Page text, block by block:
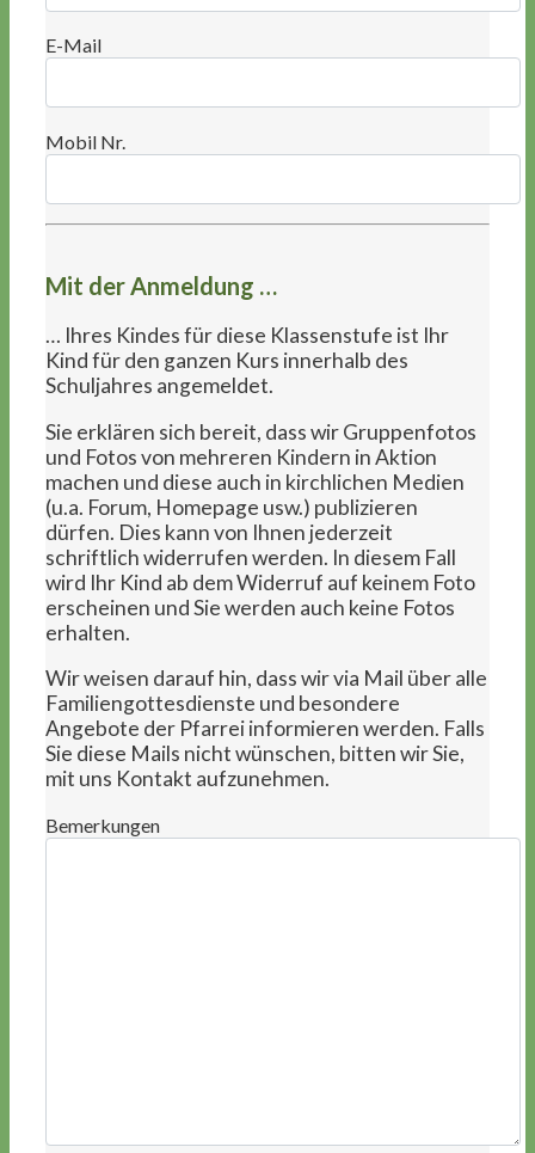
E-Mail
Mobil Nr.
Mit der Anmeldung …
… Ihres Kindes für diese Klassenstufe ist Ihr
Kind für den ganzen Kurs innerhalb des
Schuljahres angemeldet.
Sie erklären sich bereit, dass wir Gruppenfotos
und Fotos von mehreren Kindern in Aktion
machen und diese auch in kirchlichen Medien
(u.a. Forum, Homepage usw.) publizieren
dürfen. Dies kann von Ihnen jederzeit
schriftlich widerrufen werden. In diesem Fall
wird Ihr Kind ab dem Widerruf auf keinem Foto
erscheinen und Sie werden auch keine Fotos
erhalten.
Wir weisen darauf hin, dass wir via Mail über alle
Familiengottesdienste und besondere
Angebote der Pfarrei informieren werden. Falls
Sie diese Mails nicht wünschen, bitten wir Sie,
mit uns Kontakt aufzunehmen.
Bemerkungen